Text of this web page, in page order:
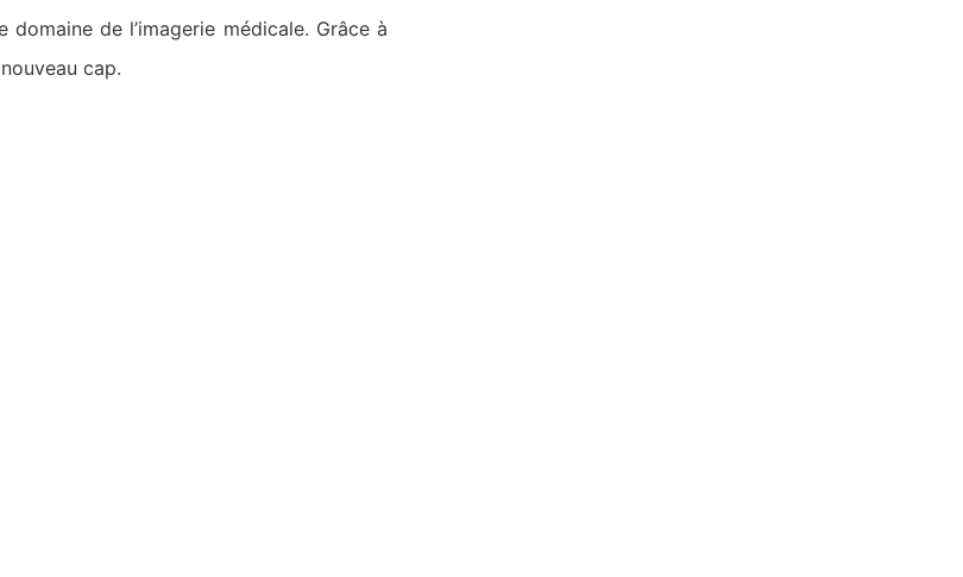
de l’imagerie médicale. Grâce à
cap.